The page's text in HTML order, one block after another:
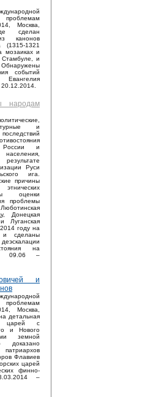
Москва,
сделан
канонов
(1315-1321
мозаиках и
и
Обнаружены
событий
народам
и
России и
населения,
Руси
ига.
причины
оценки
проблемы
Донецкая
Луганская
году на
и сделаны
на
09.06 –
и
Москва,
детальная
царей с
и Нового
земной
доказано
Флавиев
царей
финно-
–